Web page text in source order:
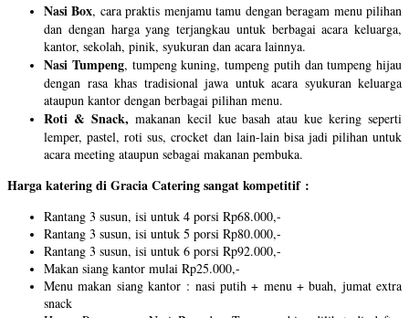
Nasi Box, cara praktis menjamu tamu dengan beragam menu pilihan
dan dengan harga yang terjangkau untuk berbagai acara keluarga,
kantor, sekolah, pinik, syukuran dan acara lainnya.
Nasi Tumpeng, tumpeng kuning, tumpeng putih dan tumpeng hijau
dengan rasa khas tradisional jawa untuk acara syukuran keluarga
ataupun kantor dengan berbagai pilihan menu.
Roti & Snack, makanan kecil kue basah atau kue kering seperti
lemper, pastel, roti sus, crocket dan lain-lain bisa jadi pilihan untuk
acara meeting ataupun sebagai makanan pembuka.
Harga katering di Gracia Catering sangat kompetitif :
Rantang 3 susun, isi untuk 4 porsi Rp68.000,-
Rantang 3 susun, isi untuk 5 porsi Rp80.000,-
Rantang 3 susun, isi untuk 6 porsi Rp92.000,-
Makan siang kantor mulai Rp25.000,-
Menu makan siang kantor : nasi putih + menu + buah, jumat extra
snack